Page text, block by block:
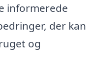
informerede
der kan
og